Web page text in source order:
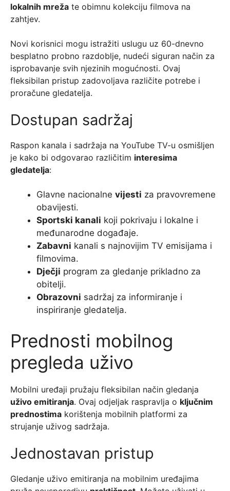
lokalnih mreža te obimnu kolekciju filmova na
zahtjev.
Novi korisnici mogu istražiti uslugu uz 60-dnevno
besplatno probno razdoblje, nudeći siguran način za
isprobavanje svih njezinih mogućnosti. Ovaj
fleksibilan pristup zadovoljava različite potrebe i
proračune gledatelja.
Dostupan sadržaj
Raspon kanala i sadržaja na YouTube TV-u osmišljen
je kako bi odgovarao različitim interesima
gledatelja:
Glavne nacionalne vijesti za pravovremene
obavijesti.
Sportski kanali koji pokrivaju i lokalne i
međunarodne događaje.
Zabavni kanali s najnovijim TV emisijama i
filmovima.
Dječji program za gledanje prikladno za
obitelji.
Obrazovni sadržaj za informiranje i
inspiriranje gledatelja.
Prednosti mobilnog
pregleda uživo
Mobilni uređaji pružaju fleksibilan način gledanja
uživo emitiranja. Ovaj odjeljak raspravlja o ključnim
prednostima korištenja mobilnih platformi za
strujanje uživog sadržaja.
Jednostavan pristup
Gledanje uživo emitiranja na mobilnim uređajima